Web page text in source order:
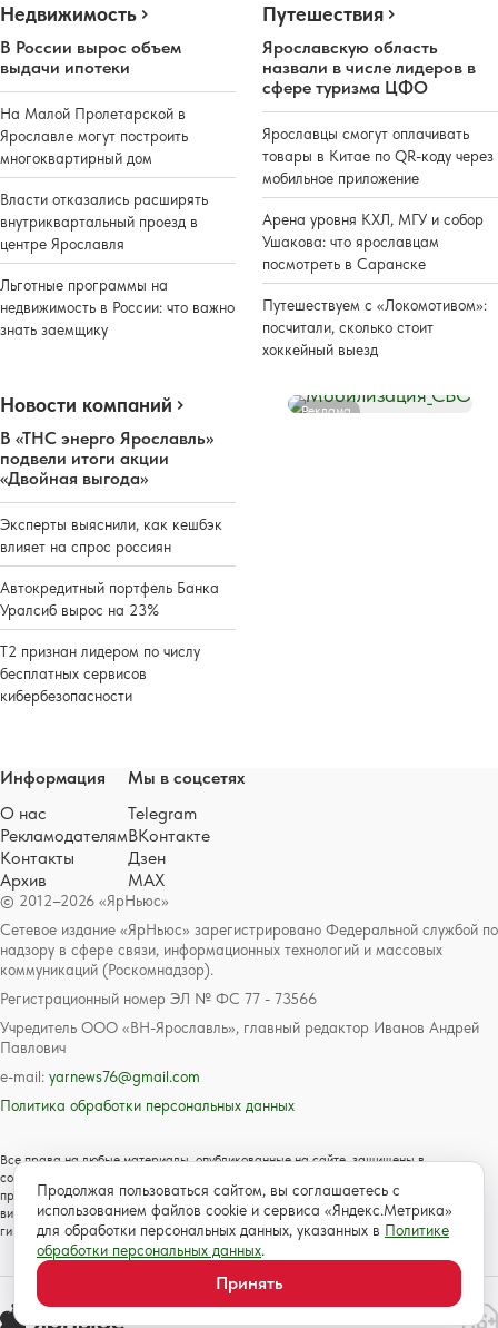
Недвижимость
В России вырос объем
выдачи ипотеки
На Малой Пролетарской в
Ярославле могут построить
многоквартирный дом
Власти отказались расширять
внутриквартальный проезд в
центре Ярославля
Льготные программы на
недвижимость в России: что важно
знать заемщику
Путешествия
Ярославскую область
назвали в числе лидеров в
сфере туризма ЦФО
Ярославцы смогут оплачивать
товары в Китае по QR-коду через
мобильное приложение
Арена уровня КХЛ, МГУ и собор
Ушакова: что ярославцам
посмотреть в Саранске
Путешествуем с «Локомотивом»:
посчитали, сколько стоит
хоккейный выезд
Новости компаний
В «ТНС энерго Ярославль»
подвели итоги акции
«Двойная выгода»
Эксперты выяснили, как кешбэк
влияет на спрос россиян
Автокредитный портфель Банка
Уралсиб вырос на 23%
Т2 признан лидером по числу
бесплатных сервисов
кибербезопасности
Реклама
© 2012–2026 «ЯрНьюс»
Сетевое издание «ЯрНьюс» зарегистрировано Федеральной службой по
надзору в сфере связи, информационных технологий и массовых
коммуникаций (Роскомнадзор).
Регистрационный номер ЭЛ № ФС 77 - 73566
Учредитель ООО «ВН-Ярославль», главный редактор Иванов Андрей
Павлович
e-mail: yarnews76@gmail.com
Политика обработки персональных данных
Все права на любые материалы, опубликованные на сайте, защищены в
соответствии с российским и международным законодательством об авторском
праве и смежных правах. Любое использование текстовых, фото, аудио и
видеоматериалов возможно только с согласия правообладателя с обязательной
гиперссылкой на сайт https://www.yarnews.net; Для детей старше 16 лет.
Информация
О нас
Рекламодателям
Контакты
Архив
Мы в соцсетях
Telegram
ВКонтакте
Дзен
MAX
Продолжая пользоваться сайтом, вы соглашаетесь с
использованием файлов cookie и сервиса «Яндекс.Метрика»
для обработки персональных данных, указанных в Политике
обработки персональных данных.
Принять